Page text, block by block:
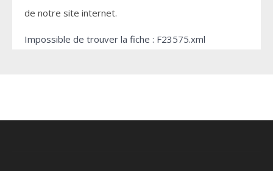
de notre site internet.
Impossible de trouver la fiche : F23575.xml